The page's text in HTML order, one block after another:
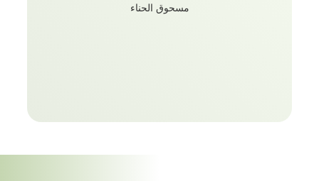
مسحوق الحناء